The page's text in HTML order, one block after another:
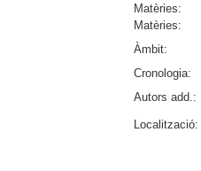
Matèries:
Matèries:
Àmbit:
Cronologia:
Autors add.:
Localització: